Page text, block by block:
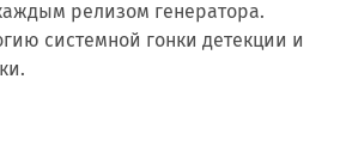
релизом генератора.
системной гонки детекции и